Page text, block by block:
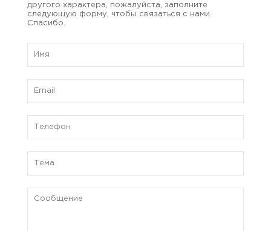
другого характера, пожалуйста, заполните
следующую форму, чтобы связаться с нами.
Спасибо.